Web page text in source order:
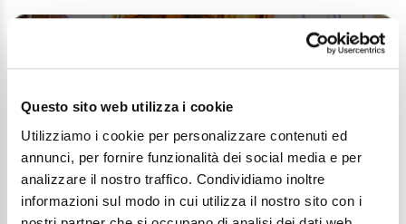
Questo sito web utilizza i cookie
Utilizziamo i cookie per personalizzare contenuti ed
annunci, per fornire funzionalità dei social media e per
analizzare il nostro traffico. Condividiamo inoltre
informazioni sul modo in cui utilizza il nostro sito con i